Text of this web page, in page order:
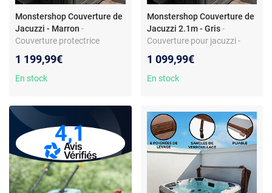
Monstershop Couverture de
Jacuzzi - Marron -
Couverture protectrice
Sangles de sécurité
1 199,99€
En stock
Monstershop Couverture de
Jacuzzi 2.1m - Gris -
Couverture pour jacuzzi -
sangles, 6 poignées
1 099,99€
En stock
4,1